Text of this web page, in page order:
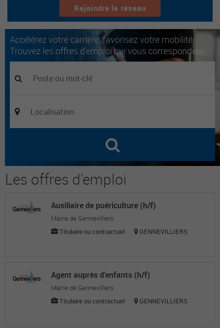
Rejoindre le réseau
Accélérez votre carrière, favorisez votre mobilité.
Trouvez les offres d'emploi qui vous correspondent.
Les offres d'emploi
Auxiliaire de puériculture (h/f)
Mairie de Gennevilliers
Titulaire ou contractuel
GENNEVILLIERS
Agent auprès d'enfants (h/f)
Mairie de Gennevilliers
Titulaire ou contractuel
GENNEVILLIERS